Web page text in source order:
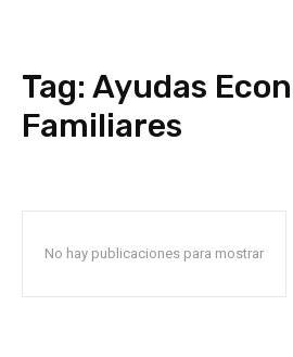
Tag: Ayudas
Familiares
No hay publicaciones para mostrar